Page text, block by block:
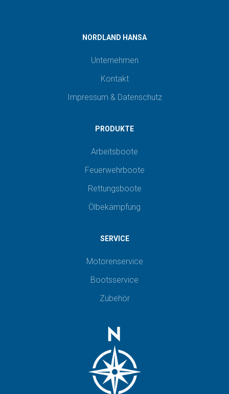
NORDLAND HANSA
Unternehmen
Kontakt
Impressum & Datenschutz
PRODUKTE
Arbeitsboote
Feuerwehrboote
Rettungsboote
Ölbekämpfung
SERVICE
Motorenservice
Bootsservice
Zubehör